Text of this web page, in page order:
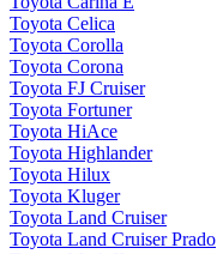
Toyota Celica
Toyota Corolla
Toyota Corona
Toyota FJ Cruiser
Toyota Fortuner
Toyota HiAce
Toyota Highlander
Toyota Hilux
Toyota Kluger
Toyota Land Cruiser
Toyota Land Cruiser Prado